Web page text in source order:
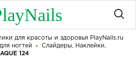
ищете?
для красоты и здоровья PlayNails.ru
ногтей
Слайдеры, Наклейки,
124